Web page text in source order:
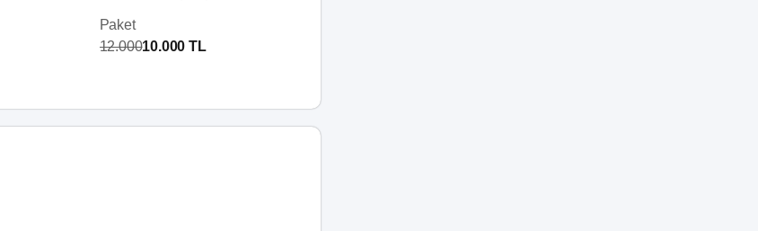
Paket
12.00010.000 TL